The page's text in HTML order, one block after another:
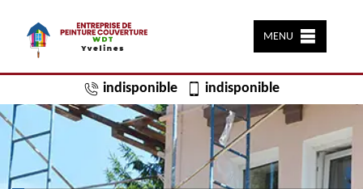
MENU
indisponible indisponible